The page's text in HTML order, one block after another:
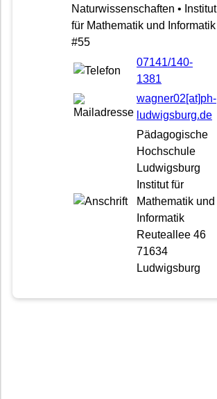
Naturwissenschaften • Institut
für Mathematik und Informatik
#55
07141/140-
1381
wagner02[at]ph-
ludwigsburg.de
Pädagogische
Hochschule
Ludwigsburg
Institut für
Mathematik und
Informatik
Reuteallee 46
71634
Ludwigsburg